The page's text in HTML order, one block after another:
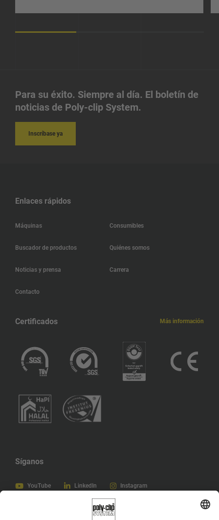
Para su éxito. Siempre al día. El boletín de
noticias de Poly-clip System.
Inscríbase ya
Enlaces rápidos
Máquinas Consumibles
Buscador de productos Quiénes somos
Noticias y prensa Carrera
Contacto
Certificados Más información
Síganos
YouTube LinkedIn Instagram